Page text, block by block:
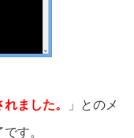
ました。 」とのメ
す。